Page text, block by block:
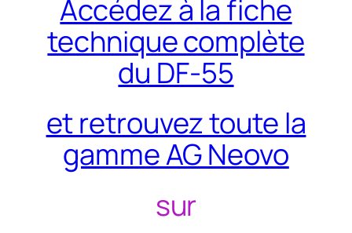
Accédez à la fiche
technique complète
du DF-55
et retrouvez toute la
gamme AG Neovo
sur